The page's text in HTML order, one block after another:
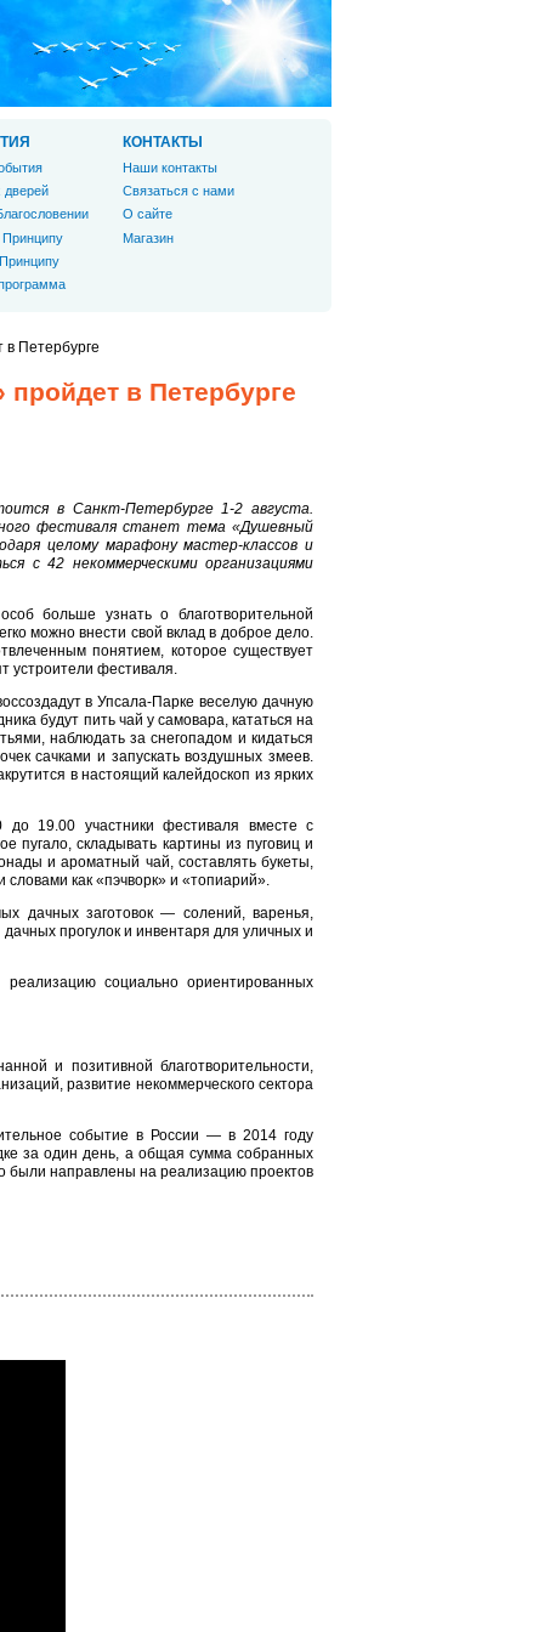
Петербурге
в Петербурге
в Санкт-Петербурге 1-2 августа.
фестиваля станет тема «Душевный
целому марафону мастер-классов и
с 42 некоммерческими организациями
больше узнать о благотворительной
можно внести свой вклад в доброе дело.
понятием, которое существует
устроители фестиваля.
в Упсала-Парке веселую дачную
будут пить чай у самовара, кататься на
наблюдать за снегопадом и кидаться
сачками и запускать воздушных змеев.
в настоящий калейдоскоп из ярких
19.00 участники фестиваля вместе с
пугало, складывать картины из пуговиц и
и ароматный чай, составлять букеты,
как «пэчворк» и «топиарий».
дачных заготовок — солений, варенья,
прогулок и инвентаря для уличных и
социально ориентированных
и позитивной благотворительности,
развитие некоммерческого сектора
событие в России — в 2014 году
за один день, а общая сумма собранных
были направлены на реализацию проектов
дверей
КОНТАКТЫ
Наши контакты
Связаться с нами
О сайте
Магазин